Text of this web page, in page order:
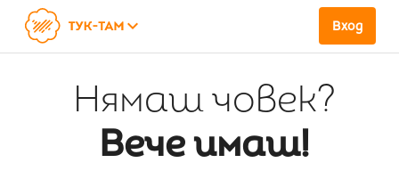
keyboard_arrow_down Вход
Нямаш човек?
Вече имаш!